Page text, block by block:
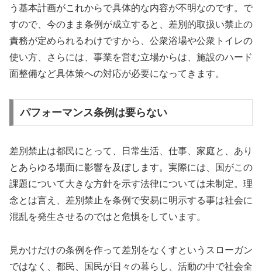
う基本計画がこれからで具体的な内容が不明なのです。で
すので、今のまま条例が成立すると、差別的取扱い禁止の
責務が定められるわけですから、公衆浴場や公衆トイレの
使い方、さらには、事業を営む立場からは、施設のハード
面整備など具体策への対応が必要になってきます。
パフォーマンス条例は要らない
差別禁止は都民にとって、日常生活、仕事、家庭と、あり
とあらゆる場面に影響を及ぼします。実際には、国がこの
課題について大きな方針を示す法律については未制定。理
念とは言え、差別禁止を条例で安易に明示する事は社会に
混乱を発生させるのではと危惧をしています。
見かけだけの条例を作って差別をなくすというスローガン
ではなく、都民、国民が日々の暮らし、活動の中で社会全